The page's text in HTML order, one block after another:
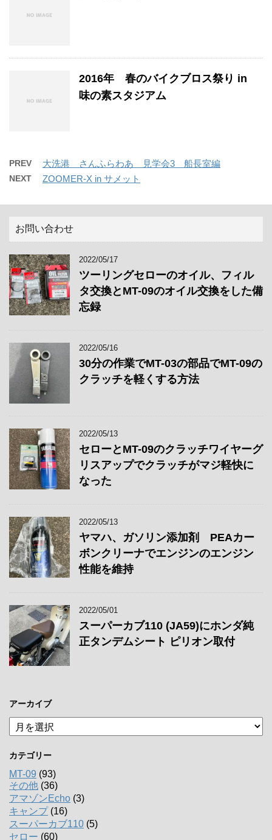
2016年 春のバイクブロス祭り in
味の素スタジアム
PREV 大洗港 さんふらわあ 見学会3 船長室編
NEXT ZOOMER-X in サメット
お問い合わせ
2022/05/17
ツーリングセローのオイル、フィル
タ交換とMT-09のオイル交換をした備
忘録
2022/05/16
30分の作業でMT-03の部品でMT-09の
クラッチを軽くする方法
2022/05/13
セローとMT-09のクラッチワイヤーグ
リスアップでクラッチがマジ軽快に
なった
2022/05/13
ヤマハ、ガソリン添加剤 PEAカー
ボンクリーナでエンジンのエンジン
性能を維持
2022/05/01
スーパーカブ110 (JA59)にホンダ純
正タンデムシート ピリオン取付
アーカイブ
ア
ー
イ
ブ
カテゴリー
MT-09 (93)
その他 (36)
アマゾンEcho (3)
キャンプ(16)
スーパーカブ110 (5)
セロー (60)